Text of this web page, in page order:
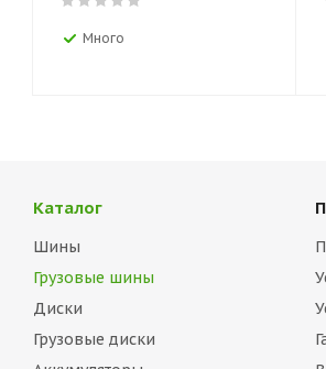
Много
Каталог
Шины
Грузовые шины
Диски
Грузовые диски